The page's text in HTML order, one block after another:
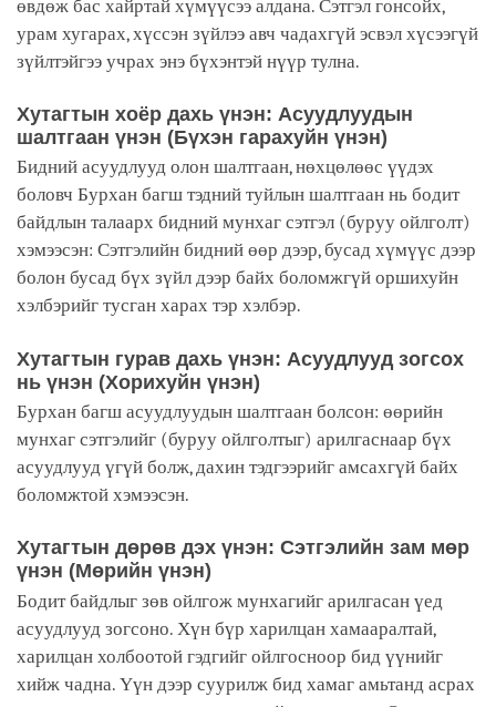
өвдөж бас хайртай хүмүүсээ алдана. Сэтгэл гонсойх,
урам хугарах, хүссэн зүйлээ авч чадахгүй эсвэл хүсээгүй
зүйлтэйгээ учрах энэ бүхэнтэй нүүр тулна.
Хутагтын хоёр дахь үнэн: Асуудлуудын
шалтгаан үнэн (Бүхэн гарахуйн үнэн)
Бидний асуудлууд олон шалтгаан, нөхцөлөөс үүдэх
боловч Бурхан багш тэдний туйлын шалтгаан нь бодит
байдлын талаарх бидний мунхаг сэтгэл (буруу ойлголт)
хэмээсэн: Сэтгэлийн бидний өөр дээр, бусад хүмүүс дээр
болон бусад бүх зүйл дээр байх боломжгүй оршихуйн
хэлбэрийг тусган харах тэр хэлбэр.
Хутагтын гурав дахь үнэн: Асуудлууд зогсох
нь үнэн (Хорихуйн үнэн)
Бурхан багш асуудлуудын шалтгаан болсон: өөрийн
мунхаг сэтгэлийг (буруу ойлголтыг) арилгаснаар бүх
асуудлууд үгүй болж, дахин тэдгээрийг амсахгүй байх
боломжтой хэмээсэн.
Хутагтын дөрөв дэх үнэн: Сэтгэлийн зам мөр
үнэн (Мөрийн үнэн)
Бодит байдлыг зөв ойлгож мунхагийг арилгасан үед
асуудлууд зогсоно. Хүн бүр харилцан хамааралтай,
харилцан холбоотой гэдгийг ойлгосноор бид үүнийг
хийж чадна. Үүн дээр суурилж бид хамаг амьтанд асрах